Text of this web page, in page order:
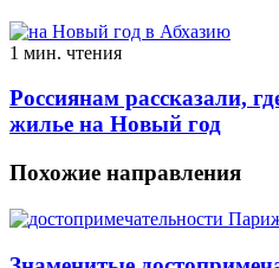
1 мин. чтения
Россиянам рассказали,
жилье на Новый год
Похожие направления